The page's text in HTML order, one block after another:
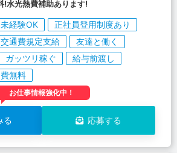
!水光熱費補助あります!
未経験OK
正社員登用制度あり
交通費規定支給
友達と働く
ガッツリ稼ぐ
給与前渡し
無料
お仕事情報強化中！
る 応募する